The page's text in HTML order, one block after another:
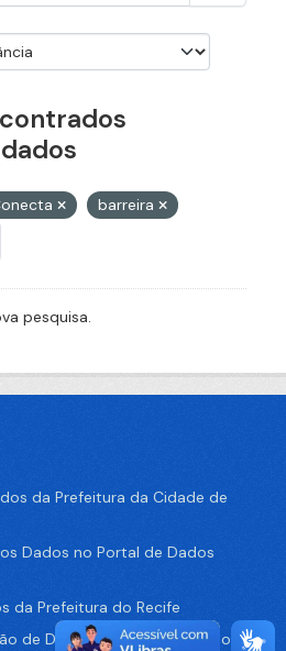
barreira
pesquisa.
da Prefeitura da Cidade de
Dados no Portal de Dados
da Prefeitura do Recife
de Dados do Portal de Dados